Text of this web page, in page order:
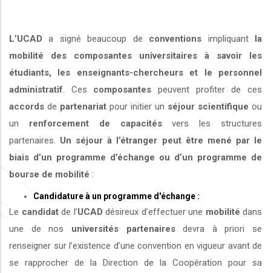
L’UCAD a signé beaucoup de conventions impliquant la
mobilité des composantes universitaires à savoir les
étudiants, les enseignants-chercheurs et le personnel
administratif . Ces composantes peuvent profiter de ces
accords de partenariat pour initier un séjour scientifique ou
un renforcement de capacitésvers les structures
partenaires. Un séjour à l’étranger peut être mené par le
biais d’un programme d’échange ou d’un programme de
bourse de mobilité :
Candidature à un programme d'échange :
Le candidatde l’UCAD désireux d’effectuer une mobilité dans
une de nos universités partenairesdevra à priori se
renseigner sur l’existence d’une convention en vigueur avant de
se rapprocher de la Direction de la Coopération pour sa